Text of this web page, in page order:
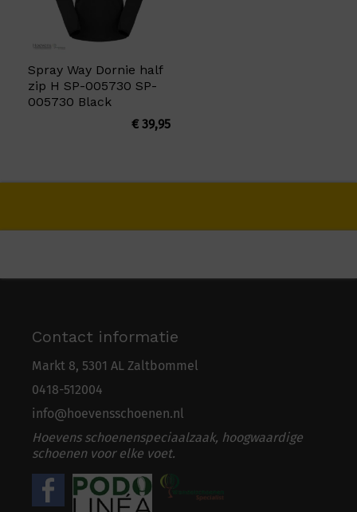
Spray Way Dornie half
zip H SP-005730 SP-
005730 Black
€39,95
Contact informatie
Markt 8, 5301 AL Zaltbommel
0418-512004
info@hoevensschoenen.nl
Hoevens schoenenspeciaalzaak, hoogwaardige
schoenen voor elke voet.